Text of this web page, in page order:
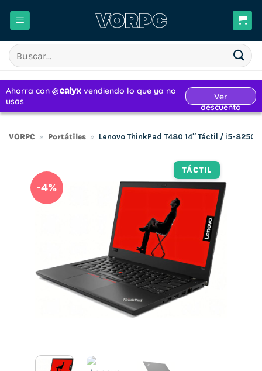
Buscar
por:
VORPC » Portátiles » Lenovo ThinkPad T480 14″ Táctil / i5-
TÁCTIL
-4%